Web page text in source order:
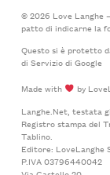
© 2026 Love Langhe
patto di indicarne la
Questo si è protetto
di Serviziodi Google
Made with
by
Langhe.Net, testata
Registro stampa del
Tablino.
Editore: LoveLanghe
P.IVA 03796440042